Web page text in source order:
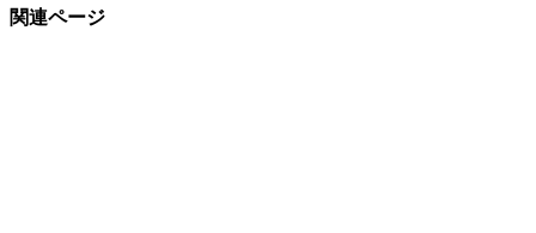
関連ページ